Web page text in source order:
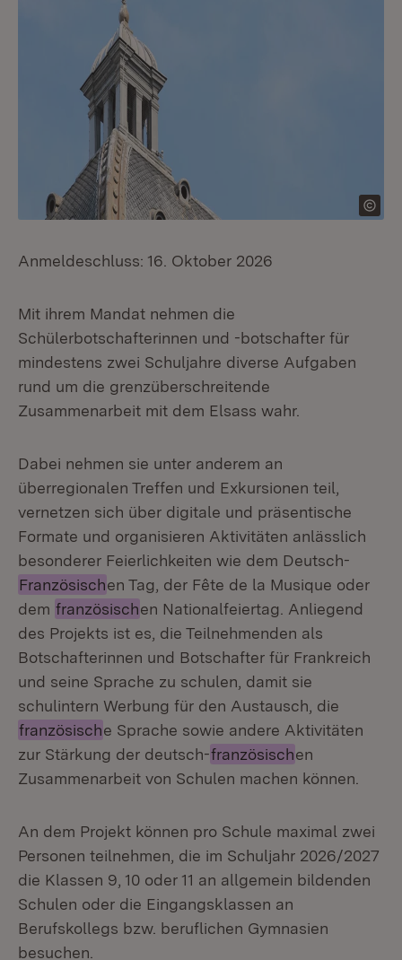
Anmeldeschluss: 16. Oktober 2026
Mit ihrem Mandat nehmen die
Schülerbotschafterinnen und -botschafter für
mindestens zwei Schuljahre diverse Aufgaben
rund um die grenzüberschreitende
Zusammenarbeit mit dem Elsass wahr.
Dabei nehmen sie unter anderem an
überregionalen Treffen und Exkursionen teil,
vernetzen sich über digitale und präsentische
Formate und organisieren Aktivitäten anlässlich
besonderer Feierlichkeiten wie dem Deutsch-
Französischen Tag, der Fête de la Musique oder
dem französischen Nationalfeiertag. Anliegend
des Projekts ist es, die Teilnehmenden als
Botschafterinnen und Botschafter für Frankreich
und seine Sprache zu schulen, damit sie
schulintern Werbung für den Austausch, die
französische Sprache sowie andere Aktivitäten
zur Stärkung der deutsch-französischen
Zusammenarbeit von Schulen machen können.
An dem Projekt können pro Schule maximal zwei
Personen teilnehmen, die im Schuljahr 2026/2027
die Klassen 9, 10 oder 11 an allgemein bildenden
Schulen oder die Eingangsklassen an
Berufskollegs bzw. beruflichen Gymnasien
besuchen.